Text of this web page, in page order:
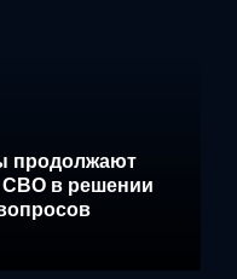
продолжают
СВО в решении